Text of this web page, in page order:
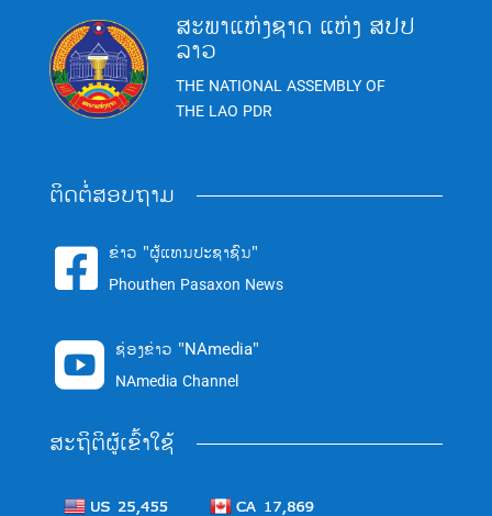
ສະພາແຫ່ງຊາດ ແຫ່ງ ສປປ
ລາວ
THE NATIONAL ASSEMBLY OF
THE LAO PDR
ຕິດຕໍ່ສອບຖາມ
 ຂ່າວ "ຜູ້ແທນປະຊາຊົນ"
Phouthen Pasaxon News
 ຊ່ອງຂ່າວ "NAmedia"
NAmedia Channel
ສະຖິຕິຜູ້ເຂົ້າໃຊ້